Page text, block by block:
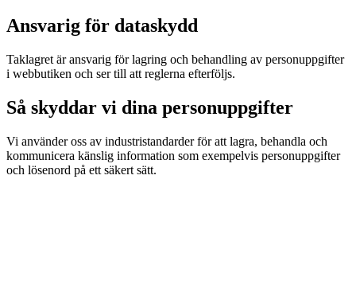
Ansvarig för dataskydd
Taklagret är ansvarig för lagring och behandling av personuppgifter
i webbutiken och ser till att reglerna efterföljs.
Så skyddar vi dina personuppgifter
Vi använder oss av industristandarder för att lagra, behandla och
kommunicera känslig information som exempelvis personuppgifter
och lösenord på ett säkert sätt.